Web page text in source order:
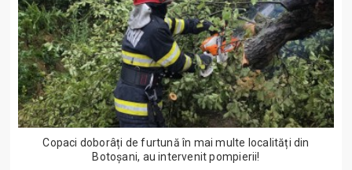
Copaci doborâți de furtună în mai multe localități din
Botoșani, au intervenit pompierii!